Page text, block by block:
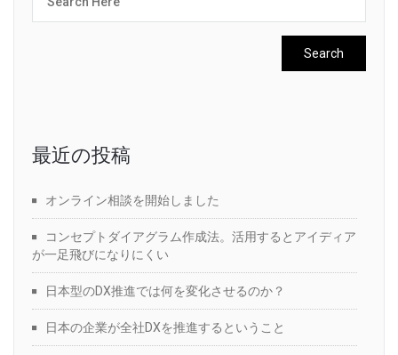
最近の投稿
オンライン相談を開始しました
コンセプトダイアグラム作成法。活用するとアイディア
が一足飛びになりにくい
日本型のDX推進では何を変化させるのか？
日本の企業が全社DXを推進するということ